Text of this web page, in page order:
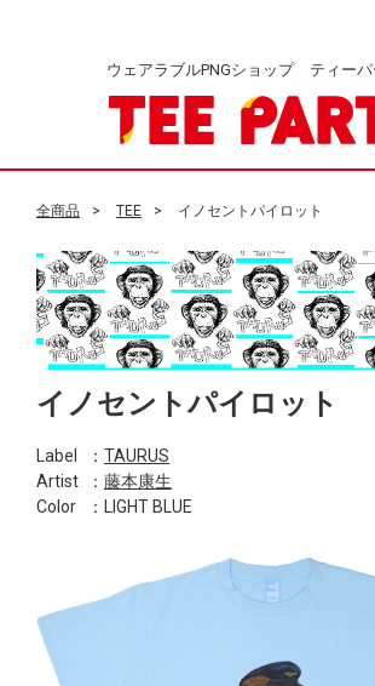
ウェアラブルPNGショップ ティーパ
全商品 TEE イノセントパイロット
イノセントパイロット
Label ： TAURUS
Artist
： 藤本康生
Color
：LIGHT BLUE